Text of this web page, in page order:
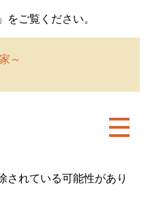
をご覧ください。
～